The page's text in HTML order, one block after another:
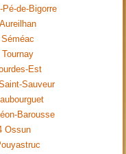
de-Bigorre
Est
Sauveur
Barousse
Ossun